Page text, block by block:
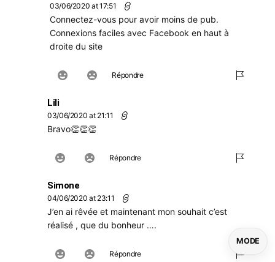
03/06/2020 at 17:51
Connectez-vous pour avoir moins de pub.
Connexions faciles avec Facebook en haut à
droite du site
Répondre
Lili
03/06/2020 at 21:11
Bravo👏👏👏
Répondre
Simone
04/06/2020 at 23:11
J’en ai rêvée et maintenant mon souhait c’est
réalisé , que du bonheur ….
Répondre
MODE